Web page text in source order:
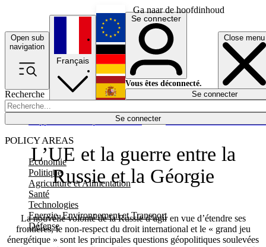
Ga naar de hoofdinhoud
Open sub
navigation
Close menu
Recherche
Se connecter
POLICY AREAS
Economie
Politique
Agriculture et Alimentation
Santé
Technologies
Energie, Environnement et Transport
Défense
Économie
Français
English
Deutsch
Español
Se connecter
Vous êtes déconnecté.
Se connecter
L’UE et la guerre entre la
Russie et la Géorgie
La nouvelle volonté de la Russie d’agir en vue d’étendre ses
frontières, le non-respect du droit international et le « grand jeu
énergétique » sont les principales questions géopolitiques soulevées